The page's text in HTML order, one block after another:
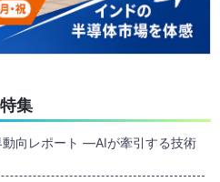
特集
向レポート ―AIが牽引する技術